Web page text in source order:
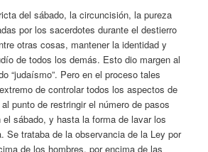
del sábado, la circuncisión, la pureza
por los sacerdotes durante el destierro
otras cosas, mantener la identidad y
de todos los demás. Esto dio margen al
“judaísmo”. Pero en el proceso tales
de controlar todos los aspectos de
punto de restringir el número de pasos
sábado, y hasta la forma de lavar los
Se trataba de la observancia de la Ley por
de los hombres, por encima de las